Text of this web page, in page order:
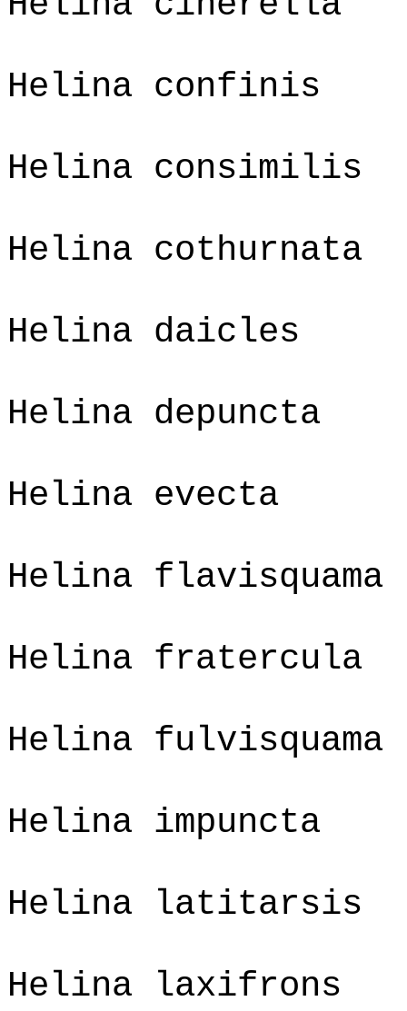
Helina confinis
Helina consimilis
Helina cothurnata
Helina daicles
Helina depuncta
Helina evecta
Helina flavisquama
Helina fratercula
Helina fulvisquama
Helina impuncta
Helina latitarsis
Helina laxifrons